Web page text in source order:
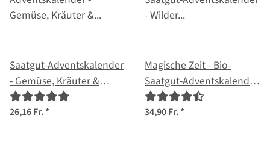
Saatgut-Adventskalender
- Gemüse, Kräuter &
Blumen-Samen
26,16 Fr.*
Magische Zeit - Bio-
Saatgut-Adventskalender
- Wilder Blütenrausch
34,90 Fr.*